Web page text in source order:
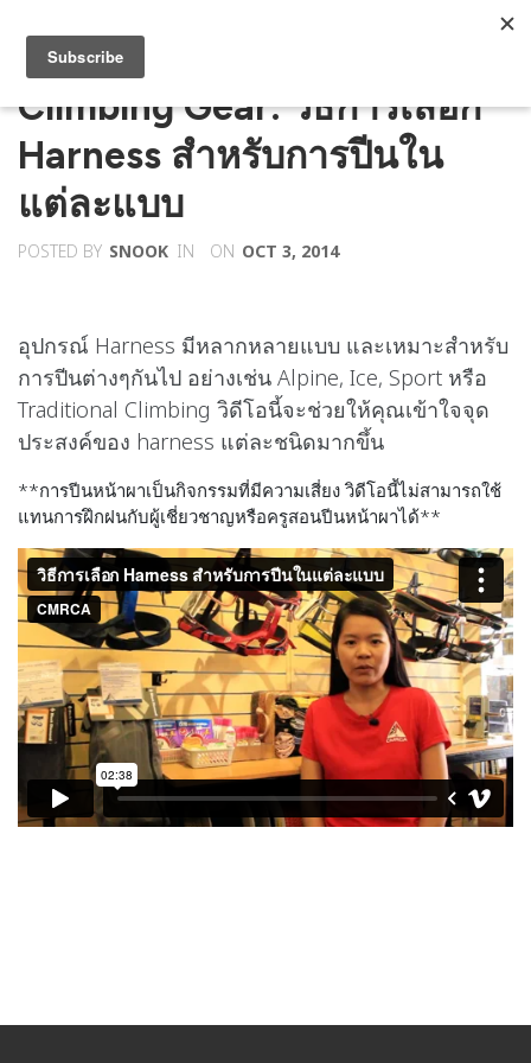
Climbing Gear: วิธีการเลือก
Harness สำหรับการปีนใน
แต่ละแบบ
POSTED BY SNOOK IN ON OCT 3, 2014
อุปกรณ์ Harness มีหลากหลายแบบ และเหมาะสำหรับ
การปีนต่างๆกันไป อย่างเช่น Alpine, Ice, Sport หรือ
Traditional Climbing วิดีโอนี้จะช่วยให้คุณเข้าใจจุด
ประสงค์ของ harness แต่ละชนิดมากขึ้น
**การปีนหน้าผาเป็นกิจกรรมที่มีความเสี่ยง วิดีโอนี้ไม่สามารถใช้
แทนการฝึกฝนกับผู้เชี่ยวชาญหรือครูสอนปีนหน้าผาได้**